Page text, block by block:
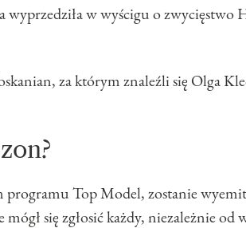
wyprzedziła w wyścigu o
za którym znaleźli się Olga
programu Top Model, zostanie
się zgłosić każdy, niezależnie od